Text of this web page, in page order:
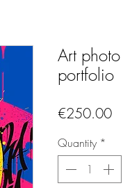
Art
portfolio
€250.00
Quantity *